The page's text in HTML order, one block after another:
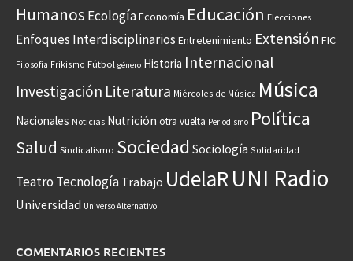
Humanos EcologíaEconomía Educación Elecciones
Enfoques Interdisciplinarios Entretenimiento Extensión FIC
Filosofía Frikismo Fútbol género Historia Internacional
Investigación Literatura Miércoles de Música Música
Nacionales Noticias Nutrición otra vuelta Periodismo Política
Salud Sindicalismo Sociedad Sociología Solidaridad
Teatro Tecnología Trabajo UdelaR UNI Radio
Universidad Universo Alternativo
COMENTARIOS RECIENTES